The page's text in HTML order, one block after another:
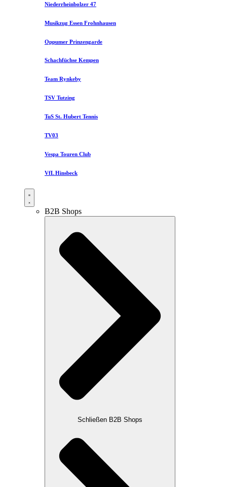
Niederrheinbolzer 47
Musikzug Essen Frohnhausen
Oppumer Prinzengarde
Schachfüchse Kempen
Team Rynkeby
TSV Tutzing
TuS St. Hubert Tennis
TV03
Vespa Touren Club
VfL Hinsbeck
B2B Shops
Schließen B2B Shops